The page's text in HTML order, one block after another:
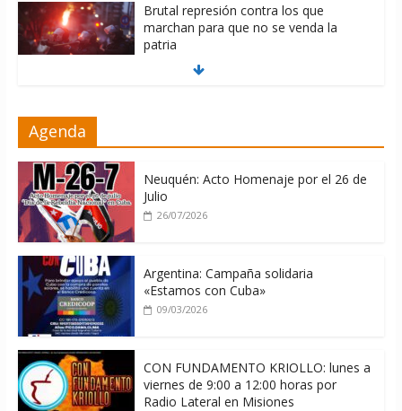
Brutal represión contra los que
marchan para que no se venda la
patria
06/08/2026
06/08/2026
Agenda
Neuquén: Acto Homenaje por el 26 de
Julio
26/07/2026
Argentina: Campaña solidaria
«Estamos con Cuba»
09/03/2026
CON FUNDAMENTO KRIOLLO: lunes a
viernes de 9:00 a 12:00 horas por
Radio Lateral en Misiones